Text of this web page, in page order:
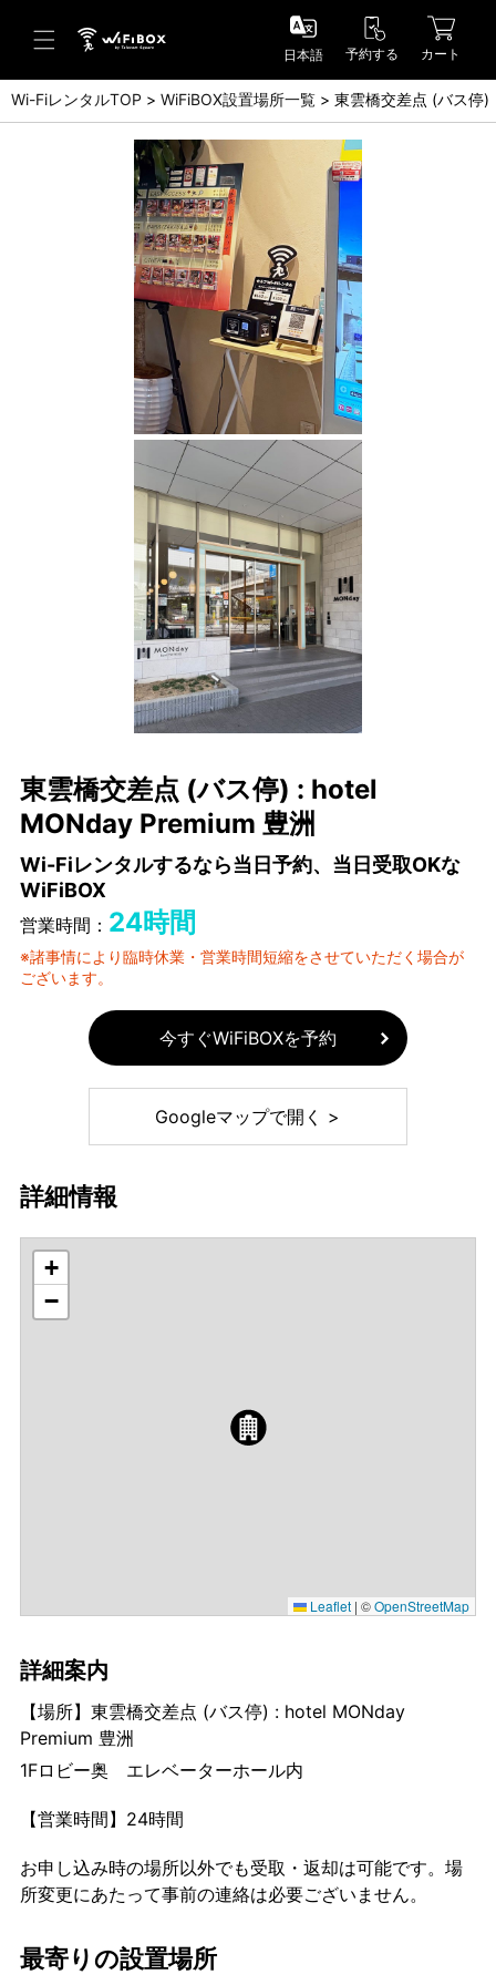
ヘルプ／お問い合わせ
ヘルプセンター(FAQ)(日本語)
Help Center(FAQ)(English)
お問い合わせ(日本語)
Inquiry(English)
日本語 予約する カート
Wi-FiレンタルTOP WiFiBOX設置場所一覧 東雲橋交差点 (バス停)
東雲橋交差点 (バス停) : hotel
MONday Premium 豊洲
Wi-Fiレンタルするなら当日予約、当日受取OKな
WiFiBOX
営業時間： 24時間
※諸事情により臨時休業・営業時間短縮をさせていただく場合が
ございます。
今すぐWiFiBOXを予約
Googleマップで開く >
詳細情報
+
−
Leaflet | ©OpenStreetMap
詳細案内
【場所】東雲橋交差点 (バス停) : hotel MONday
Premium 豊洲
1Fロビー奥 エレベーターホール内
【営業時間】24時間
お申し込み時の場所以外でも受取・返却は可能です。場
所変更にあたって事前の連絡は必要ございません。
最寄りの設置場所